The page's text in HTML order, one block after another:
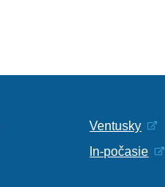
Ventusky
In-počasie